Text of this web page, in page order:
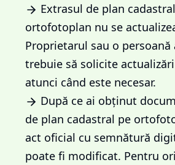
Extrasul de plan
ortofotoplan nu se
Proprietarul sau o persoană
trebuie să solicite
atunci când este necesar.
După ce ai obținut
de plan cadastral pe
act oficial cu semnătură
poate fi modificat. Pentru